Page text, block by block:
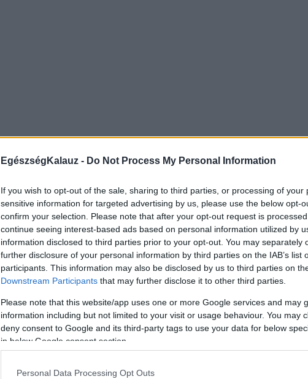
EgészségKalauz - Do Not Process My Personal Information
If you wish to opt-out of the sale, sharing to third parties, or processing of your
sensitive information for targeted advertising by us, please use the below opt-
confirm your selection. Please note that after your opt-out request is
continue seeing interest-based ads based on personal information utilized by
information disclosed to third parties prior to your opt-out. You may separately
further disclosure of your personal information by third parties on the IAB’s list
participants. This information may also be disclosed by us to third parties on
Downstream Participants that may further disclose it to other third parties.
Please note that this website/app uses one or more Google services and may
information including but not limited to your visit or usage behaviour. You may
deny consent to Google and its third-party tags to use your data for below
in below Google consent section.
Personal Data Processing Opt Outs